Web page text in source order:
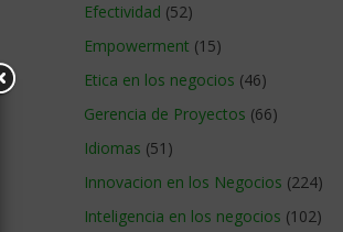
Efectividad (52)
Empowerment (15)
Etica en los negocios (46)
Gerencia de Proyectos (66)
Idiomas (51)
Innovacion en los Negocios (224)
Inteligencia en los negocios (102)